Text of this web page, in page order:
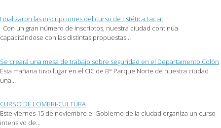
Finalizaron las inscripciones del curso de Estética Facial
Con un gran número de inscriptos, nuestra ciudad continúa
capacitándose con las distintas propuestas…
Se creará una mesa de trabajo sobre seguridad en el Departamento Colón
Esta mañana tuvo lugar en el CIC de B° Parque Norte de nuestra ciudad
una…
CURSO DE LOMBRI-CULTURA
Este viernes 15 de noviembre el Gobierno de la ciudad organiza un curso
intensivo de…